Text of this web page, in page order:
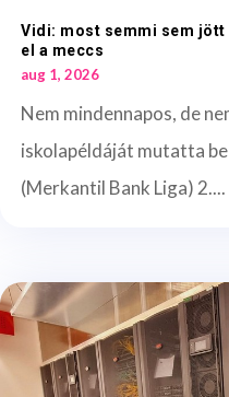
Vidi: most semmi sem
el a meccs
aug 1, 2026
Nem mindennapos, de
iskolapéldáját mutatta
(Merkantil Bank Liga) 2....